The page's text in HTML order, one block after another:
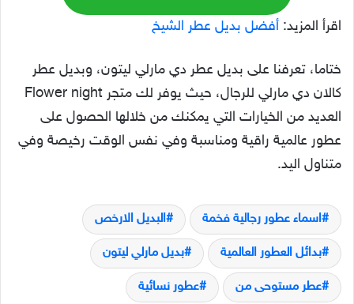
اقرأ المزيد: أفضل بديل عطر الشيخ
ختاما، تعرفنا على بديل عطر دي مارلي ليتون، وبديل عطر
كالان دي مارلي للرجال، حيث يوفر لك متجر Flower night
العديد من الخيارات التي يمكنك من خلالها الحصول على
عطور عالمية راقية ومناسبة وفي نفس الوقت رخيصة وفي
متناول اليد.
اسماء عطور رجالية فخمة البديل الارخص
بدائل العطور العالمية بديل مارلي ليتون
عطر مستوحى من عطور نسائية